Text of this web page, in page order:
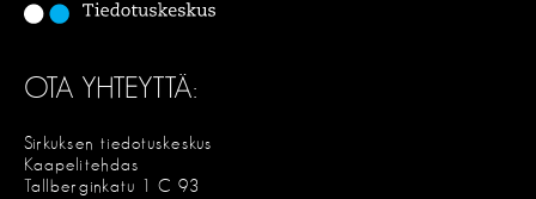
OTA YHTEYTTÄ:
Sirkuksen tiedotuskeskus
Kaapelitehdas
Tallberginkatu 1 C 93